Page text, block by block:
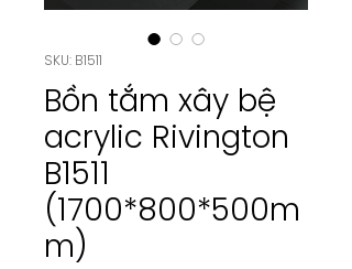
SKU: B1511
Bồn tắm xây bệ
acrylic Rivington
B1511
(1700*800*500m
m)